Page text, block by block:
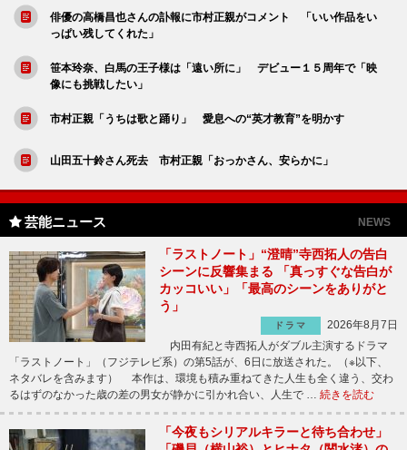
俳優の高橋昌也さんの訃報に市村正親がコメント 「いい作品をい
っぱい残してくれた」
笹本玲奈、白馬の王子様は「遠い所に」 デビュー１５周年で「映
像にも挑戦したい」
市村正親「うちは歌と踊り」 愛息への“英才教育”を明かす
山田五十鈴さん死去 市村正親「おっかさん、安らかに」
芸能ニュース NEWS
「ラストノート」“澄晴”寺西拓人の告白
シーンに反響集まる 「真っすぐな告白が
カッコいい」「最高のシーンをありがと
う」
ドラマ
2026年8月7日
内田有紀と寺西拓人がダブル主演するドラマ
「ラストノート」（フジテレビ系）の第5話が、6日に放送された。（※以下、
ネタバレを含みます） 本作は、環境も積み重ねてきた人生も全く違う、交わ
るはずのなかった歳の差の男女が静かに引かれ合い、人生で … 続きを読む
「今夜もシリアルキラーと待ち合わせ」